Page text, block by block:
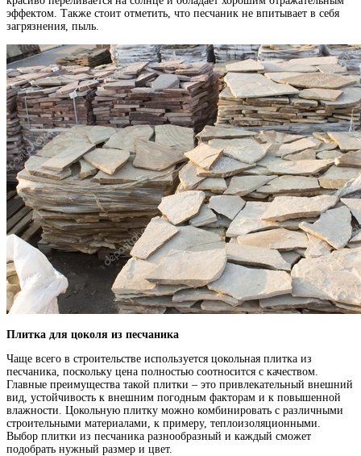
эффектом. Также стоит отметить, что песчаник не впитывает в себя
загрязнения, пыль.
Плитка для цоколя из песчаника
Чаще всего в строительстве используется цокольная плитка из
песчаника, поскольку цена полностью соотносится с качеством.
Главные преимущества такой плитки – это привлекательный внешний
вид, устойчивость к внешним погодным факторам и к повышенной
влажности. Цокольную плитку можно комбинировать с различными
строительными материалами, к примеру, теплоизоляционными.
Выбор плитки из песчаника разнообразный и каждый сможет
подобрать нужный размер и цвет.